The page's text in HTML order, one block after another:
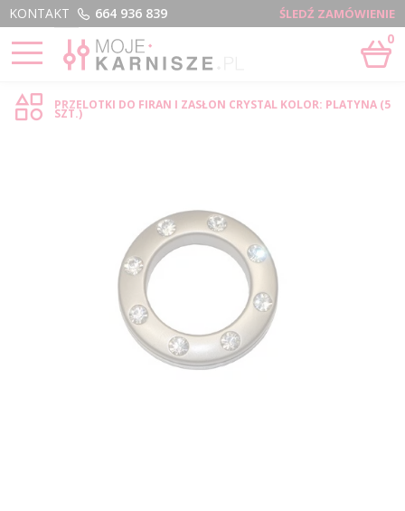
Menu
KONTAKT ŚLEDŹ ZAMÓWIENIE
664 936 839
0
STRONA GŁÓWNA › PRZELOTKI DO FIRAN I ZASŁON CRYSTAL - SKLEP INTERNETOWY
PRZELOTKI DO FIRAN I ZASŁON CRYSTAL KOLOR: PLATYNA (5
SZT.)